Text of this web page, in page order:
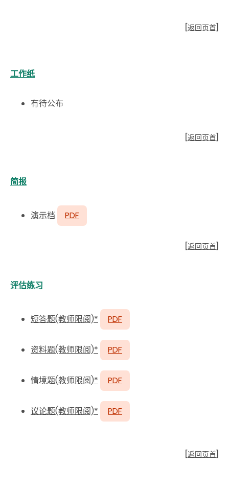
[返回页首]
工作纸
有待公布
[返回页首]
简报
演示档 PDF
[返回页首]
评估练习
短答题(教师限阅)* PDF
资料题(教师限阅)* PDF
情境题(教师限阅)* PDF
议论题(教师限阅)* PDF
[返回页首]